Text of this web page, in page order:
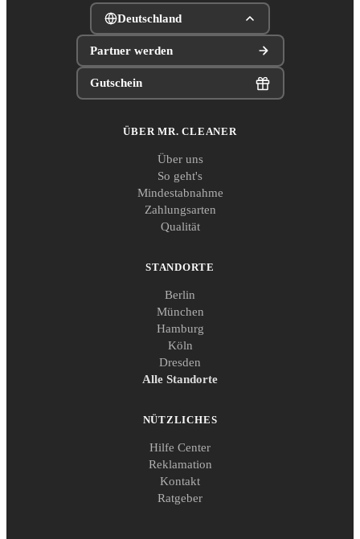
Deutschland
Partner werden
Gutschein
ÜBER MR. CLEANER
Über uns
So geht's
Mindestabnahme
Zahlungsarten
Qualität
STANDORTE
Berlin
München
Hamburg
Köln
Dresden
Alle Standorte
NÜTZLICHES
Hilfe Center
Reklamation
Kontakt
Ratgeber